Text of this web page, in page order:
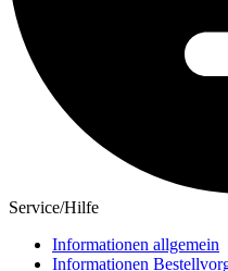
Service/Hilfe
Informationen allgemein
Informationen